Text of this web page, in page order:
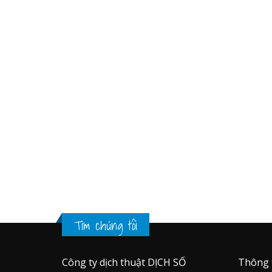
Tìm chúng tôi
Công ty dịch thuật DỊCH SỐ Thông